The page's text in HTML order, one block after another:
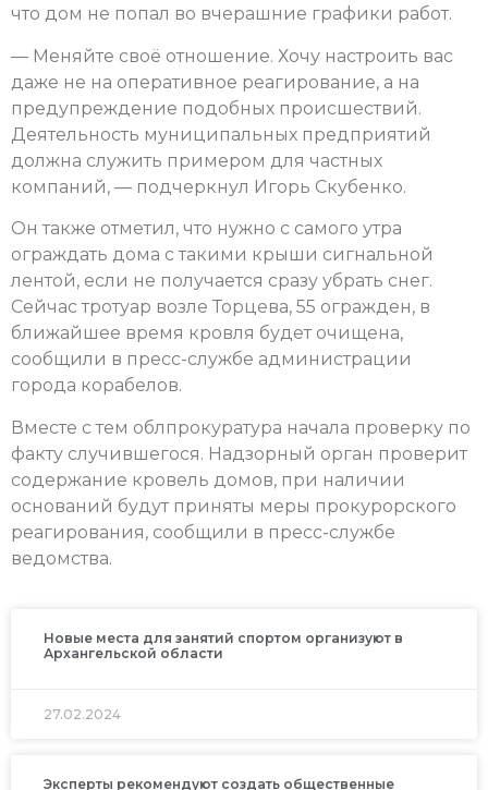
что дом не попал во вчерашние графики работ.
— Меняйте своё отношение. Хочу настроить вас
даже не на оперативное реагирование, а на
предупреждение подобных происшествий.
Деятельность муниципальных предприятий
должна служить примером для частных
компаний, — подчеркнул Игорь Скубенко.
Он также отметил, что нужно с самого утра
ограждать дома с такими крыши сигнальной
лентой, если не получается сразу убрать снег.
Сейчас тротуар возле Торцева, 55 огражден, в
ближайшее время кровля будет очищена,
сообщили в пресс-службе администрации
города корабелов.
Вместе с тем облпрокуратура начала проверку по
факту случившегося. Надзорный орган проверит
содержание кровель домов, при наличии
оснований будут приняты меры прокурорского
реагирования, сообщили в пресс-службе
ведомства.
Новые места для занятий спортом организуют в
Архангельской области
27.02.2024
Эксперты рекомендуют создать общественные